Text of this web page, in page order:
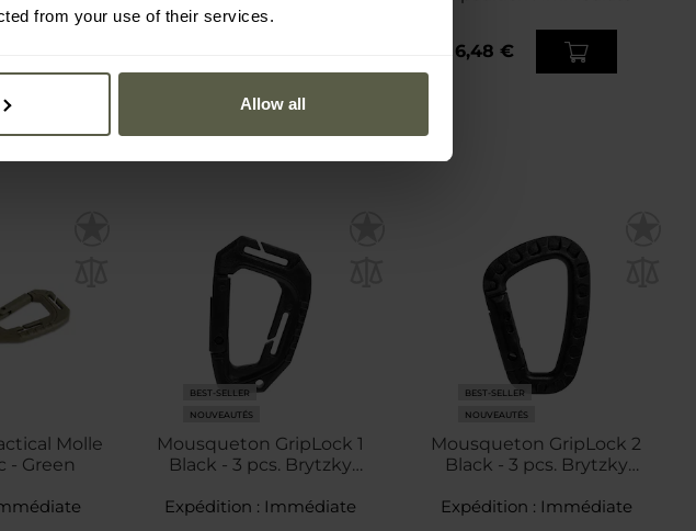
from your use of their services.
Allow all
6,48 €
Molle
- Green
BEST-SELLER
NOUVEAUTÉS
Mousqueton GripLock 1
Black - 3 pcs. Brytzky
Expédition : Immédiate
BEST-SELLER
NOUVEAUTÉS
Mousqueton GripLock 2
Black - 3 pcs. Brytzky
Expédition : Immédiate